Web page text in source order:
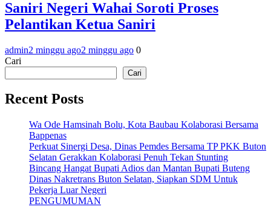
Saniri Negeri Wahai Soroti Proses
Pelantikan Ketua Saniri
admin2 minggu ago2 minggu ago 0
Cari
Cari
Recent Posts
Wa Ode Hamsinah Bolu, Kota Baubau Kolaborasi Bersama
Bappenas
Perkuat Sinergi Desa, Dinas Pemdes Bersama TP PKK Buton
Selatan Gerakkan Kolaborasi Penuh Tekan Stunting
Bincang Hangat Bupati Adios dan Mantan Bupati Buteng
Dinas Nakretrans Buton Selatan, Siapkan SDM Untuk
Pekerja Luar Negeri
PENGUMUMAN